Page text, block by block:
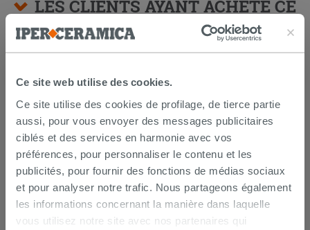
Ce site web utilise des cookies.
Ce site utilise des cookies de profilage, de tierce partie
aussi, pour vous envoyer des messages publicitaires
ciblés et des services en harmonie avec vos
préférences, pour personnaliser le contenu et les
publicités, pour fournir des fonctions de médias sociaux
et pour analyser notre trafic. Nous partageons également
les informations concernant la manière dans laquelle
vous utilisez notre site avec nos partenaires qui
LES CLIENTS AYANT ACHETÉ CE
PRODUIT ONT ÉGALEMENT
ACHETÉ